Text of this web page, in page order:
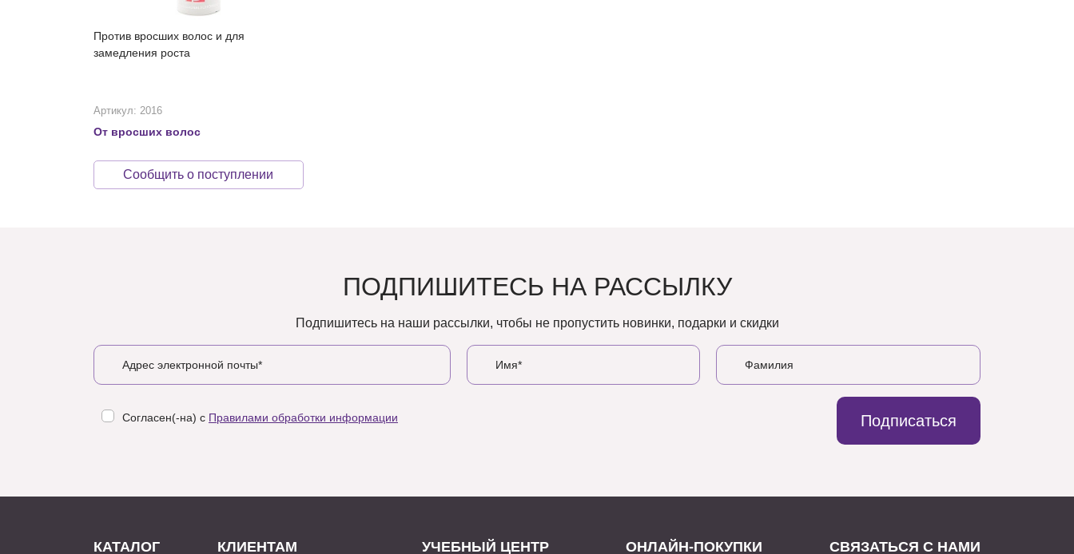
Против вросших волос и для
замедления роста
Артикул: 2016
От вросших волос
Сообщить о поступлении
ПОДПИШИТЕСЬ НА РАССЫЛКУ
Подпишитесь на наши рассылки, чтобы не пропустить новинки, подарки и скидки
Согласен(-на) с Правилами обработки информации Подписаться
КАТАЛОГ КЛИЕНТАМ УЧЕБНЫЙ ЦЕНТР ОНЛАЙН-ПОКУПКИ СВЯЗАТЬСЯ С НАМИ